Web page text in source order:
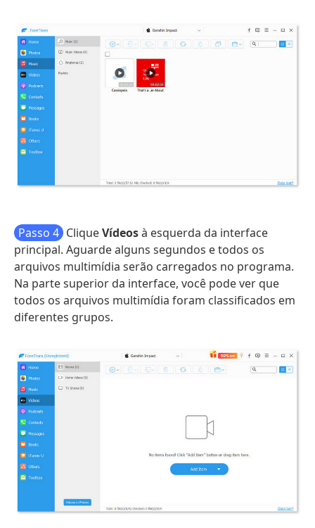
Passo 4 CliqueVídeosà esquerda da interface
principal. Aguarde alguns segundos e todos os
arquivos multimídia serão carregados no programa.
Na parte superior da interface, você pode ver que
todos os arquivos multimídia foram classificados em
diferentes grupos.